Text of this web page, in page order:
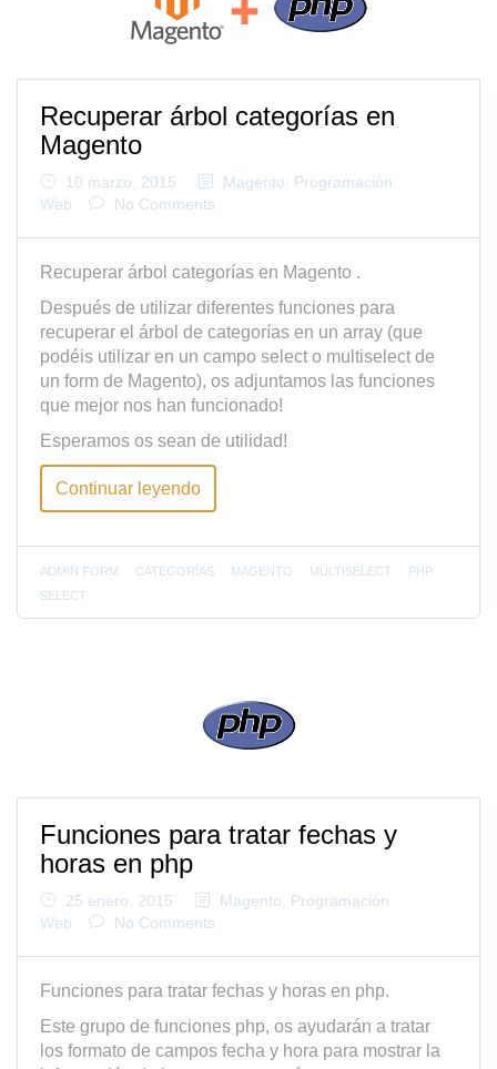
Recuperar árbol categorías en
Magento
10 marzo, 2015 Magento
Programación
Web
No Comments
Recuperar árbol categorías en Magento .
Después de utilizar diferentes funciones para
recuperar el árbol de categorías en un array (que
podéis utilizar en un campo select o multiselect de
un form de Magento), os adjuntamos las funciones
que mejor nos han funcionado!
Esperamos os sean de utilidad!
Continuar leyendo
ADMIN FORM CATEGORÍAS MAGENTO MULTISELECT
PHP
SELECT
Funciones para tratar fechas y
horas en php
25 enero, 2015 Magento
Programación
Web
No Comments
Funciones para tratar fechas y horas en php.
Este grupo de funciones php, os ayudarán a tratar
los formato de campos fecha y hora para mostrar la